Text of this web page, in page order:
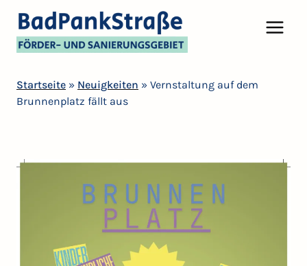
Startseite » Neuigkeiten » Vernstaltung auf dem
Brunnenplatz fällt aus